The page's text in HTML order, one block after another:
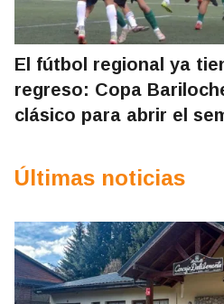
El fútbol regional ya
regreso: Copa
clásico para abrir el
Últimas noticias